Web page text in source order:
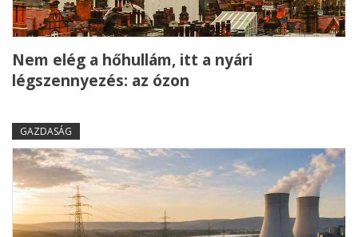
Nem elég a hőhullám, itt a nyári
légszennyezés: az ózon
GAZDASÁG